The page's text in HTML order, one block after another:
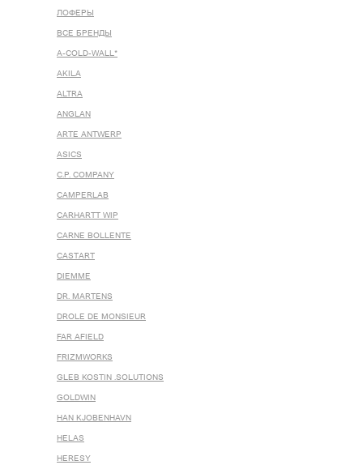
ЛОФЕРЫ
ВСЕ БРЕНДЫ
A-COLD-WALL*
AKILA
ALTRA
ANGLAN
ARTE ANTWERP
ASICS
C.P. COMPANY
CAMPERLAB
CARHARTT WIP
CARNE BOLLENTE
CASTART
DIEMME
DR. MARTENS
DROLE DE MONSIEUR
FAR AFIELD
FRIZMWORKS
GLEB KOSTIN .SOLUTIONS
GOLDWIN
HAN KJOBENHAVN
HELAS
HERESY